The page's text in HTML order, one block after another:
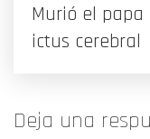
Murió el
ictus cerebral
Deja una